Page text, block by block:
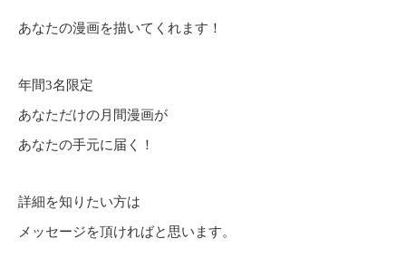
あなたの漫画を描いてくれます！
年間3名限定
あなただけの月間漫画が
あなたの手元に届く！
詳細を知りたい方は
メッセージを頂ければと思います。